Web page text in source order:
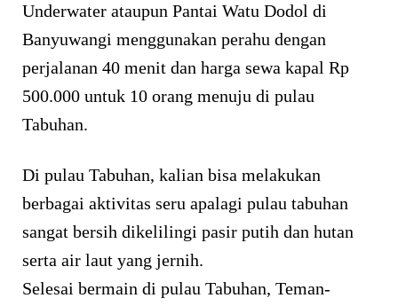
Underwater ataupun Pantai Watu Dodol di
Banyuwangi menggunakan perahu dengan
perjalanan 40 menit dan harga sewa kapal Rp
500.000 untuk 10 orang menuju di pulau
Tabuhan.
Di pulau Tabuhan, kalian bisa melakukan
berbagai aktivitas seru apalagi pulau tabuhan
sangat bersih dikelilingi pasir putih dan hutan
serta air laut yang jernih.
Selesai bermain di pulau Tabuhan, Teman-